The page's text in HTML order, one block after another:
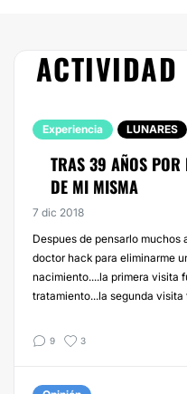
Experiencia LUNARES
TRAS 39 AÑOS POR
DE MI MISMA
7 dic 2018
Despues de pensarlo
doctor hack para eliminarme
nacimiento....la primera visita
tratamiento...la segunda visita
9 3